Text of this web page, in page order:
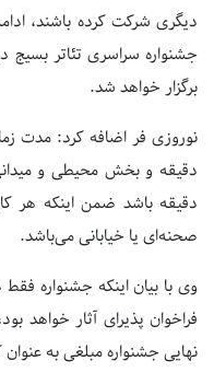
دیگری شرکت کرده باشند،
برگزار خواهد شد.
دقیقه باشد ضمن اینکه هر
صحنه‌ای یا خیابانی می‌باشد.
وی با بیان اینکه جشنواره
فراخوان پذیرای آثار خواهد
نهایی جشنواره مبلغی به